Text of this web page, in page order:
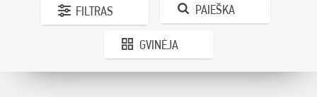
FILTRAS PAIEŠKA
GVINĖJA